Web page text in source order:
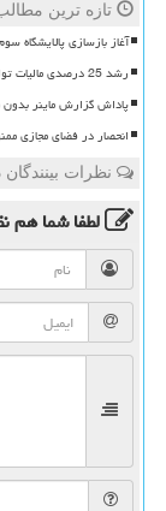
تازه ترین
آغاز بازسازی پالایشگاه
رشد 25 درصدی مالیات تولید فشار مالیاتی به سایر حوزه ها منتقل شد
پاداش گزارش ماینر
انحصار در فضای مجازی
نظرات
لطفا شما هم